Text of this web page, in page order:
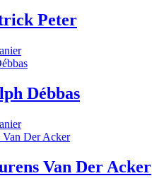
Peter
Débbas
Van Der Acker